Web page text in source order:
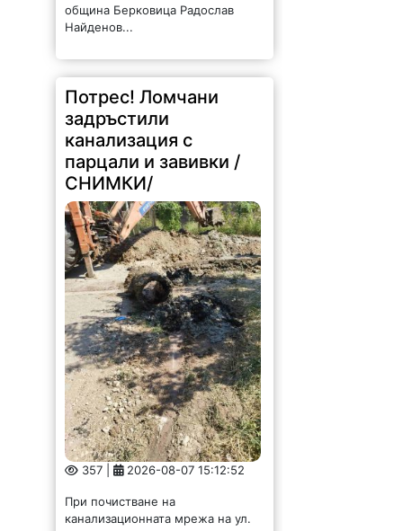
Потрес! Ломчани
задръстили
канализация с
парцали и завивки /
СНИМКИ/
357 | 2026-08-07 15:12:52
При почистване на
канализационната мрежа на ул.
„Дядо Цеко Войвода“ в Лом
екипите на ВиК-Монтана са
открили изхвърлени в